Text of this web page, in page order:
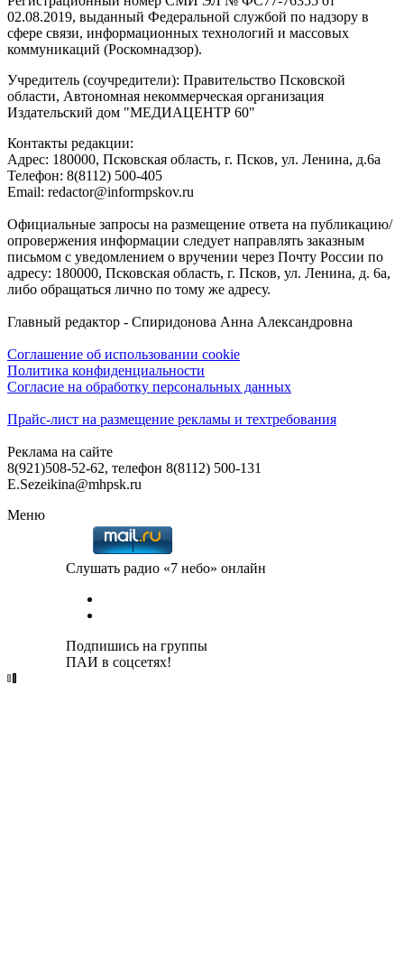
02.08.2019, выданный Федеральной службой по надзору в
сфере связи, информационных технологий и массовых
коммуникаций (Роскомнадзор).
Учредитель (соучредители): Правительство Псковской
области, Автономная некоммерческая организация
Издательский дом "МЕДИАЦЕНТР 60"
Контакты редакции:
Адреc: 180000, Псковская область, г. Псков, ул. Ленина, д.6а
Телефон: 8(8112) 500-405
Email: redactor@informpskov.ru
Официальные запросы на размещение ответа на публикацию/
опровержения информации следует направлять заказным
письмом с уведомлением о вручении через Почту России по
адресу: 180000, Псковская область, г. Псков, ул. Ленина, д. 6а,
либо обращаться лично по тому же адресу.
Главный редактор - Спиридонова Анна Александровна
Соглашение об использовании cookie
Политика конфиденциальности
Согласие на обработку персональных данных
Прайс-лист на размещение рекламы и техтребования
Реклама на сайте
8(921)508-52-62, телефон 8(8112) 500-131
E.Sezeikina@mhpsk.ru
Меню
Слушать радио «7 небо» онлайн
Подпишись на группы
ПАИ в соцсетях!